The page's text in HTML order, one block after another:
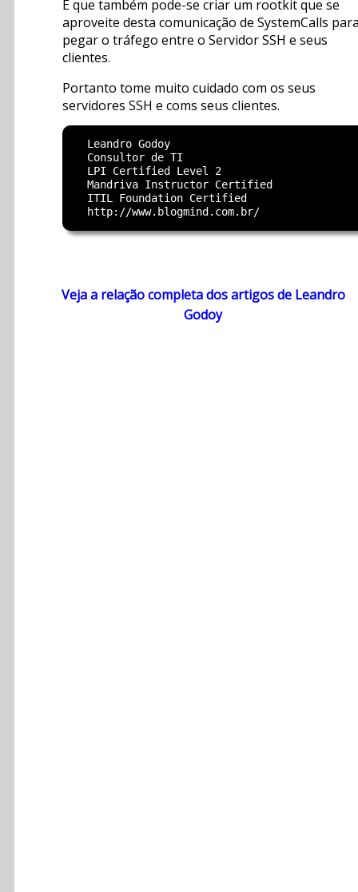
E que também pode-se criar um rootkit que se
aproveite desta comunicação de SystemCalls
pegar o tráfego entre o Servidor SSH e seus
clientes.
Portanto tome muito cuidado com os seus
servidores SSH e coms seus clientes.
  Leandro Godoy
  Consultor de TI
  LPI Certified Level 2
  Mandriva Instructor Certified
  ITIL Foundation Certified
Veja a relação completa dos artigos de Leandro
Godoy